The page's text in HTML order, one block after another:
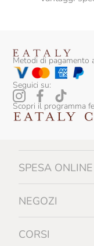
Metodi di pagamento
Seguici su:
Scopri il programma
SPESA ONLINE
NEGOZI
CORSI